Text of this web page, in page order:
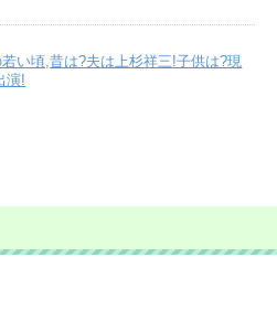
い頃,昔は?夫は上杉祥三!子供は?現
演!